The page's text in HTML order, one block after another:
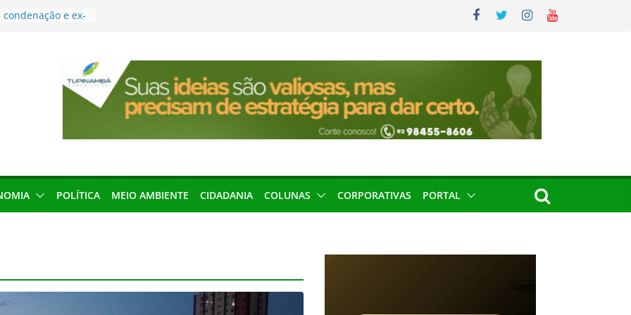
e ex-
podem barrar
de 2026 no
Amazônia
em São
discurso de
defesa do
públicaPOLÍTICA MEIO AMBIENTE CIDADANIA COLUNAS CORPORATIVAS PORTAL